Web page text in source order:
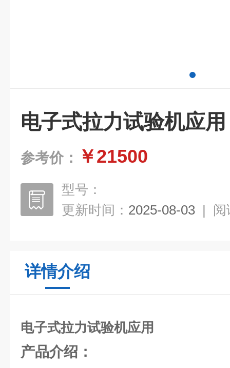
电子式拉力试验机应用
参考价： ￥21500
型号：
更新时间： 2025-08-03 | 阅
详情介绍
电子式拉力试验机应用
产品介绍：